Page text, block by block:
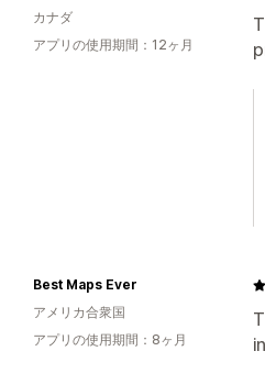
カナダ
アプリの使用期間：12ヶ月
Best Maps Ever
アメリカ合衆国
アプリの使用期間：8ヶ月